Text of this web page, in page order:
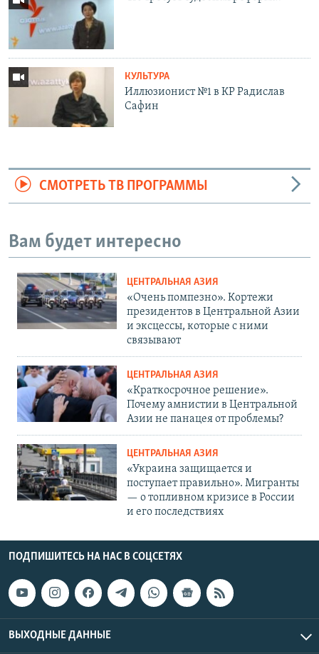
КУЛЬТУРА
Иллюзионист №1 в КР Радислав
Сафин
СМОТРЕТЬ ТВ ПРОГРАММЫ
Вам будет интересно
ЦЕНТРАЛЬНАЯ АЗИЯ
«Очень помпезно». Кортежи
президентов в Центральной Азии
и эксцессы, которые с ними
связывают
ЦЕНТРАЛЬНАЯ АЗИЯ
«Краткосрочное решение».
Почему амнистии в Центральной
Азии не панацея от проблемы?
ЦЕНТРАЛЬНАЯ АЗИЯ
«Украина защищается и
поступает правильно». Мигранты
— о топливном кризисе в России
и его последствиях
ПОДПИШИТЕСЬ НА НАС В СОЦСЕТЯХ
ВЫХОДНЫЕ ДАННЫЕ